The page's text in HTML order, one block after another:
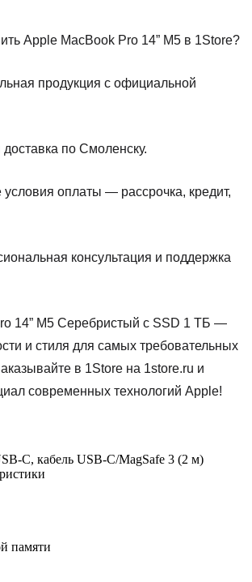
Apple MacBook Pro 14” M5 в 1Store?
продукция с официальной
по Смоленску.
оплаты — рассрочка, кредит,
консультация и поддержка
14” M5 Серебристый с SSD 1 ТБ —
и стиля для самых требовательных
в 1Store на 1store.ru и
современных технологий Apple!
C, кабель USB-C/MagSafe 3 (2 м)
памяти